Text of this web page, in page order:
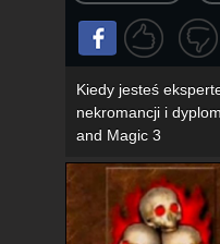
Kiedy jesteś
nekromancji i
and Magic 3